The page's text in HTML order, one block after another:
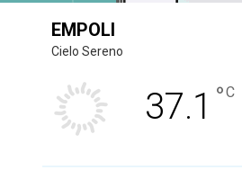
EMPOLI
Cielo Sereno
37.1 °C